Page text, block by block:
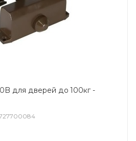
для дверей до 100кг -